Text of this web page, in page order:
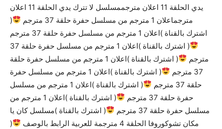
يدي الحلقة 11 اعلان مترجممسلسل لا تترك يدي الحلقة 11 اعلان
مترجماعلان 1 مترجم من مسلسل حفرة حلقة 37 مترجم
(
اشترك بالقناة )اعلان 1 مترجم من مسلسل حفرة حلقة 37 مترجم
( اشترك بالقناة )اعلان 1 مترجم من مسلسل حفرة حلقة 37
مترجم
( اشترك بالقناة )اعلان 1 مترجم من مسلسل حفرة حلقة
37 مترجم
( اشترك بالقناة )اعلان 1 مترجم من مسلسل حفرة
حلقة 37 مترجم
( اشترك بالقناة )اعلان 1 مترجم من مسلسل
حفرة حلقة 37 مترجم
( اشترك بالقناة )اعلان 1 مترجم من
مسلسل حفرة حلقة 37 مترجم
( اشترك بالقناة )مسلسل كان يا
مكان تشوكوروفا الحلقة 4 مترجمة للعربية الرابط بالوصف
(